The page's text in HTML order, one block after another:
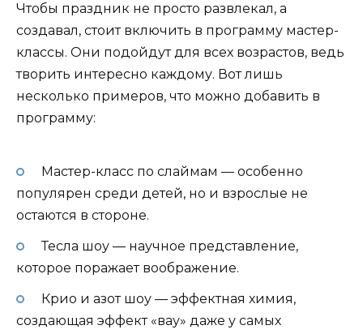
Чтобы праздник не просто развлекал, а
создавал, стоит включить в программу мастер-
классы. Они подойдут для всех возрастов, ведь
творить интересно каждому. Вот лишь
несколько примеров, что можно добавить в
программу:
Мастер-класс по слаймам — особенно
популярен среди детей, но и взрослые не
остаются в стороне.
Тесла шоу — научное представление,
которое поражает воображение.
Крио и азот шоу — эффектная химия,
создающая эффект «вау» даже у самых